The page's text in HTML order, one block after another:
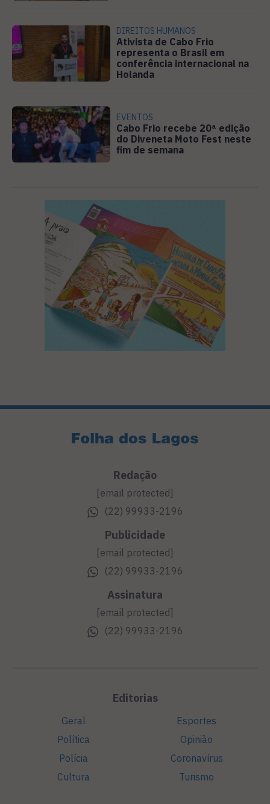
DIREITOS HUMANOS
Ativista de Cabo Frio
representa o Brasil em
conferência internacional na
Holanda
EVENTOS
Cabo Frio recebe 20ª edição
do Diveneta Moto Fest neste
fim de semana
Redação
[email protected]
(22) 99933-2196
Publicidade
[email protected]
(22) 99933-2196
Assinatura
[email protected]
(22) 99933-2196
Editorias
Geral
Política
Polícia
Cultura
Esportes
Opinião
Coronavírus
Turismo